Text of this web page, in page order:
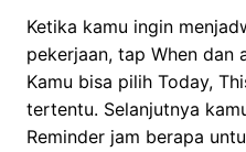
Ketika kamu ingin
pekerjaan, tap When dan
Kamu bisa pilih Today,
tertentu. Selanjutnya
Reminder jam berapa